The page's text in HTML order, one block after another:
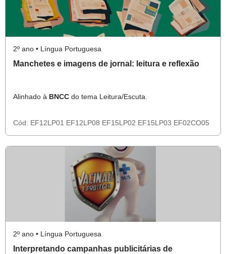
2º ano • Língua Portuguesa
Manchetes e imagens de jornal: leitura e reflexão
Alinhado à BNCC do tema Leitura/Escuta.
Cód: EF12LP01 EF12LP08 EF15LP02 EF15LP03 EF02CO05
2º ano • Língua Portuguesa
Interpretando campanhas publicitárias de